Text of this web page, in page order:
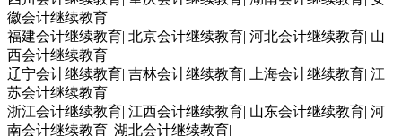
徽会计继续教育|
福建会计继续教育| 北京会计继续教育| 河北会计继续教育| 山
西会计继续教育|
辽宁会计继续教育| 吉林会计继续教育| 上海会计继续教育| 江
苏会计继续教育|
浙江会计继续教育| 江西会计继续教育| 山东会计继续教育| 河
南会计继续教育| 湖北会计继续教育|